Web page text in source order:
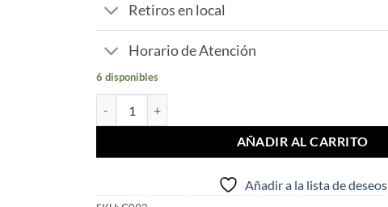
Retiros en local
Horario de Atención
6 disponibles
AÑADIR AL CARRITO
Añadir a la lista de deseos